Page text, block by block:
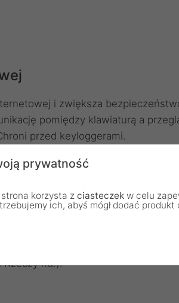
i zwiększa
pomiędzy klawiaturą a
przed keyloggerami.
na ataki, m.in. czy dostęp do
czy urządzenie posiada
listę urządzeń podłączonych do
Rzeczy itd.).
prywatność
korzysta z ciasteczek w celu
ich, abyś mógł dodać